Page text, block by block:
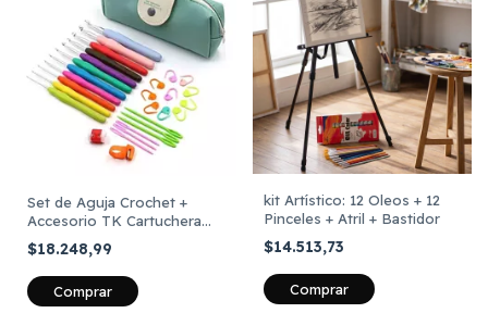
Set de Aguja Crochet +
Accesorio TK Cartuchera
Celeste 30 Piezas
$18.248,99
kit Artístico: 12 Oleos + 12
Pinceles + Atril + Bastidor
$14.513,73